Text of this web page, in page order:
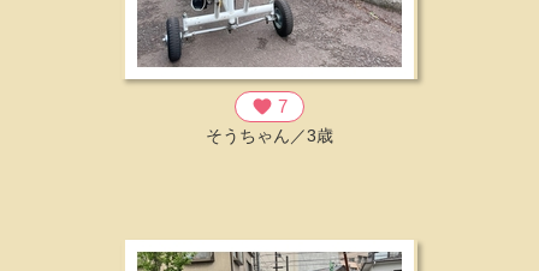
favorite 7
そうちゃん／3歳